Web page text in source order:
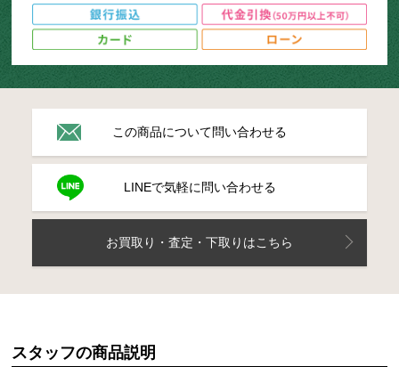
この商品について問い合わせる
LINEで気軽に問い合わせる
お買取り・査定・下取りはこちら
スタッフの商品説明